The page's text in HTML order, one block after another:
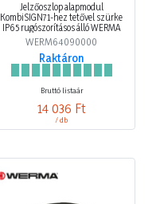
Jelzőoszlop alapmodul
KombiSIGN71-hez tetővel szürke
IP65 rugószorításos álló WERMA
WERM64090000
Raktáron
Bruttó listaár
14 036 Ft
/ db